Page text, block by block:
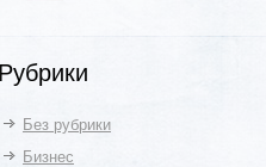
Рубрики
Без рубрики
Бизнес